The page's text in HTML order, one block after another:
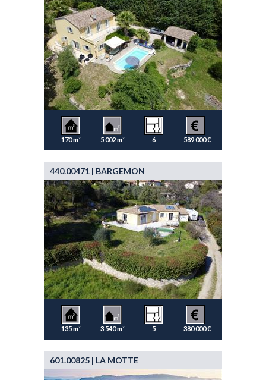
170 m² 5 002 m² 6 589 000 €
440.00471 | BARGEMON
135 m² 3 540 m² 5 380 000 €
601.00825 | LA MOTTE